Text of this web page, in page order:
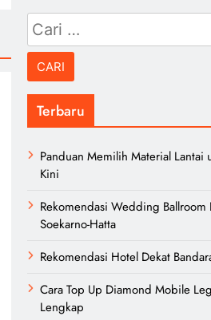
Cari
untuk:
Terbaru
Panduan Memilih Material Lantai
Kini
Rekomendasi Wedding Ballroom
Soekarno-Hatta
Rekomendasi Hotel Dekat
Cara Top Up Diamond Mobile
Lengkap